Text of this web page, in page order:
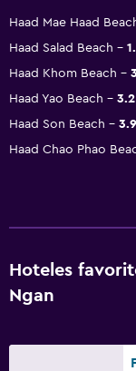
Haad Mae Haad
Haad Salad Beach
Haad Khom Beach
Haad Yao Beach
Haad Son Beach
Haad Chao Phao
Hoteles
Ngan